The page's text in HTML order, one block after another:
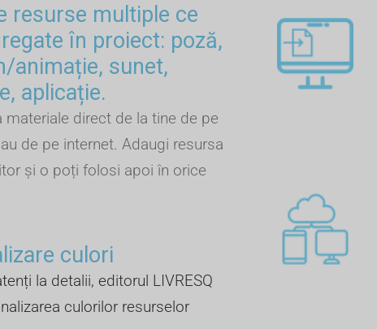
resurse multiple ce
în proiect: poză,
animație, sunet,
aplicație.
materiale direct de la tine de pe
de pe internet. Adaugi resursa
și o poți folosi apoi în orice
culori
la detalii, editorul LIVRESQ
culorilor resurselor